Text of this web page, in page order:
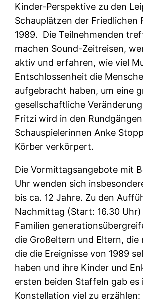
Kinder-Perspektive zu den
Schauplätzen der Friedlichen
1989. Die Teilnehmenden
machen Sound-Zeitreisen,
aktiv und erfahren, wie viel
Entschlossenheit die
aufgebracht haben, um eine
gesellschaftliche
Fritzi wird in den
Schauspielerinnen Anke
Körber verkörpert.
Die Vormittagsangebote mit
Uhr wenden sich
bis ca. 12 Jahre. Zu den
Nachmittag (Start: 16.30
Familien
die Großeltern und Eltern, die
die die Ereignisse von 1989
haben und ihre Kinder und
ersten beiden Staffeln gab es
Konstellation viel zu erzählen: